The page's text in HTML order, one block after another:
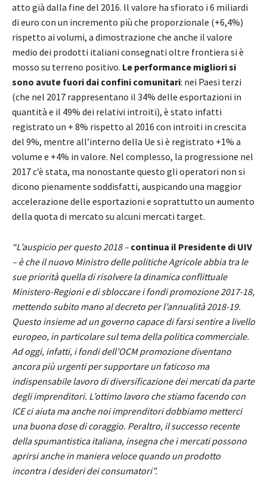
atto già dalla fine del 2016. Il valore ha sfiorato i 6 miliardi
di euro con un incremento più che proporzionale (+6,4%)
rispetto ai volumi, a dimostrazione che anche il valore
medio dei prodotti italiani consegnati oltre frontiera si è
mosso su terreno positivo. Le performance migliori si
sono avute fuori dai confini comunitari: nei Paesi terzi
(che nel 2017 rappresentano il 34% delle esportazioni in
quantità e il 49% dei relativi introiti), è stato infatti
registrato un + 8% rispetto al 2016 con introiti in crescita
del 9%, mentre all’interno della Ue si è registrato +1% a
volume e +4% in valore. Nel complesso, la progressione nel
2017 c’è stata, ma nonostante questo gli operatori non si
dicono pienamente soddisfatti, auspicando una maggior
accelerazione delle esportazioni e soprattutto un aumento
della quota di mercato su alcuni mercati target.
“L’auspicio per questo 2018 – continua il Presidente di UIV
– è che il nuovo Ministro delle politiche Agricole abbia tra le
sue priorità quella di risolvere la dinamica conflittuale
Ministero-Regioni e di sbloccare i fondi promozione 2017-18,
mettendo subito mano al decreto per l’annualità 2018-19.
Questo insieme ad un governo capace di farsi sentire a livello
europeo, in particolare sul tema della politica commerciale.
Ad oggi, infatti, i fondi dell’OCM promozione diventano
ancora più urgenti per supportare un faticoso ma
indispensabile lavoro di diversificazione dei mercati da parte
degli imprenditori. L’ottimo lavoro che stiamo facendo con
ICE ci aiuta ma anche noi imprenditori dobbiamo metterci
una buona dose di coraggio. Peraltro, il successo recente
della spumantistica italiana, insegna che i mercati possono
aprirsi anche in maniera veloce quando un prodotto
incontra i desideri dei consumatori”.